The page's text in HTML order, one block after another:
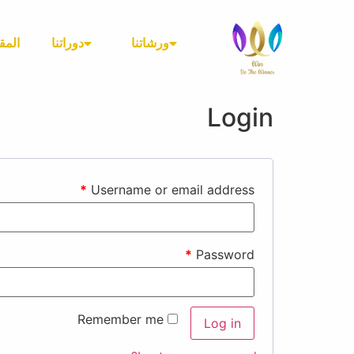
دوراتنا ورشاتنا
Login
Username or email address
*
Password
*
Remember me Log in